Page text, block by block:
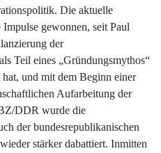
Die aktuelle
gewonnen, seit Paul
der
Teil eines „Gründungsmythos“
und mit dem Beginn einer
Aufarbeitung der
DDR wurde die
der bundesrepublikanischen
stärker dabattiert. Inmitten